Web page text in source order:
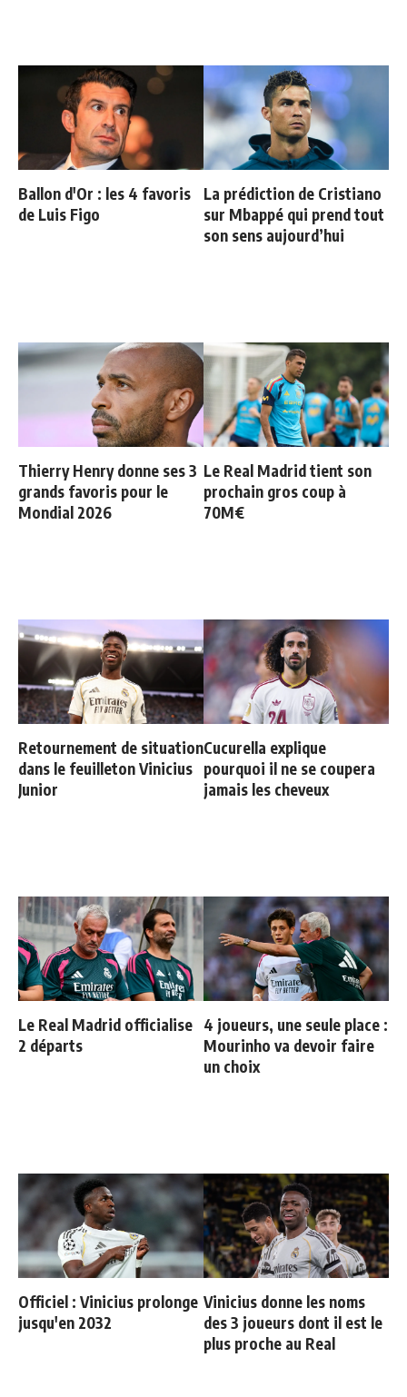
Ballon d'Or : les 4 favoris
de Luis Figo
La prédiction de Cristiano
sur Mbappé qui prend tout
son sens aujourd’hui
Thierry Henry donne ses 3
grands favoris pour le
Mondial 2026
Le Real Madrid tient son
prochain gros coup à
70M€
Retournement de situation
dans le feuilleton Vinicius
Junior
Cucurella explique
pourquoi il ne se coupera
jamais les cheveux
Le Real Madrid officialise
2 départs
4 joueurs, une seule place :
Mourinho va devoir faire
un choix
Officiel : Vinicius prolonge
jusqu'en 2032
Vinicius donne les noms
des 3 joueurs dont il est le
plus proche au Real